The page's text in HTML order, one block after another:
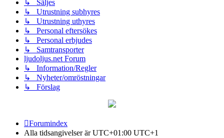
↳ Säljes
↳ Utrustning subhyres
↳ Utrustning uthyres
↳ Personal eftersökes
↳ Personal erbjudes
↳ Samtransporter
ljudoljus.net Forum
↳ Information/Regler
↳ Nyheter/omröstningar
↳ Förslag
Forumindex
Alla tidsangivelser är UTC+01:00 UTC+1